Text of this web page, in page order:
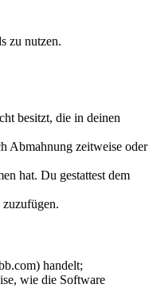
zu nutzen.
besitzt, die in deinen
Abmahnung zeitweise oder
hat. Du gestattest dem
zuzufügen.
handelt;
wie die Software